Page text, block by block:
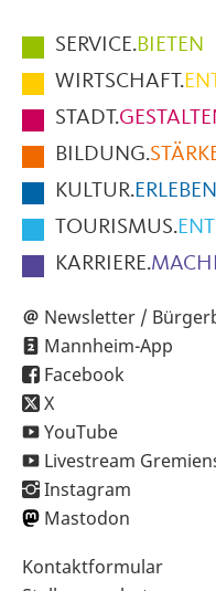
Hauptmenüpunkte
im
Fußbereich
der
Seite
SERVICE.BIETEN
WIRTSCHAFT.
STADT.
BILDUNG.
KULTUR.ERLEBEN
TOURISMUS.
KARRIERE.
Newsletter /
Mannheim-App
Facebook
X
YouTube
Livestream
Instagram
Mastodon
Sekundärnavigation
Kontaktformular